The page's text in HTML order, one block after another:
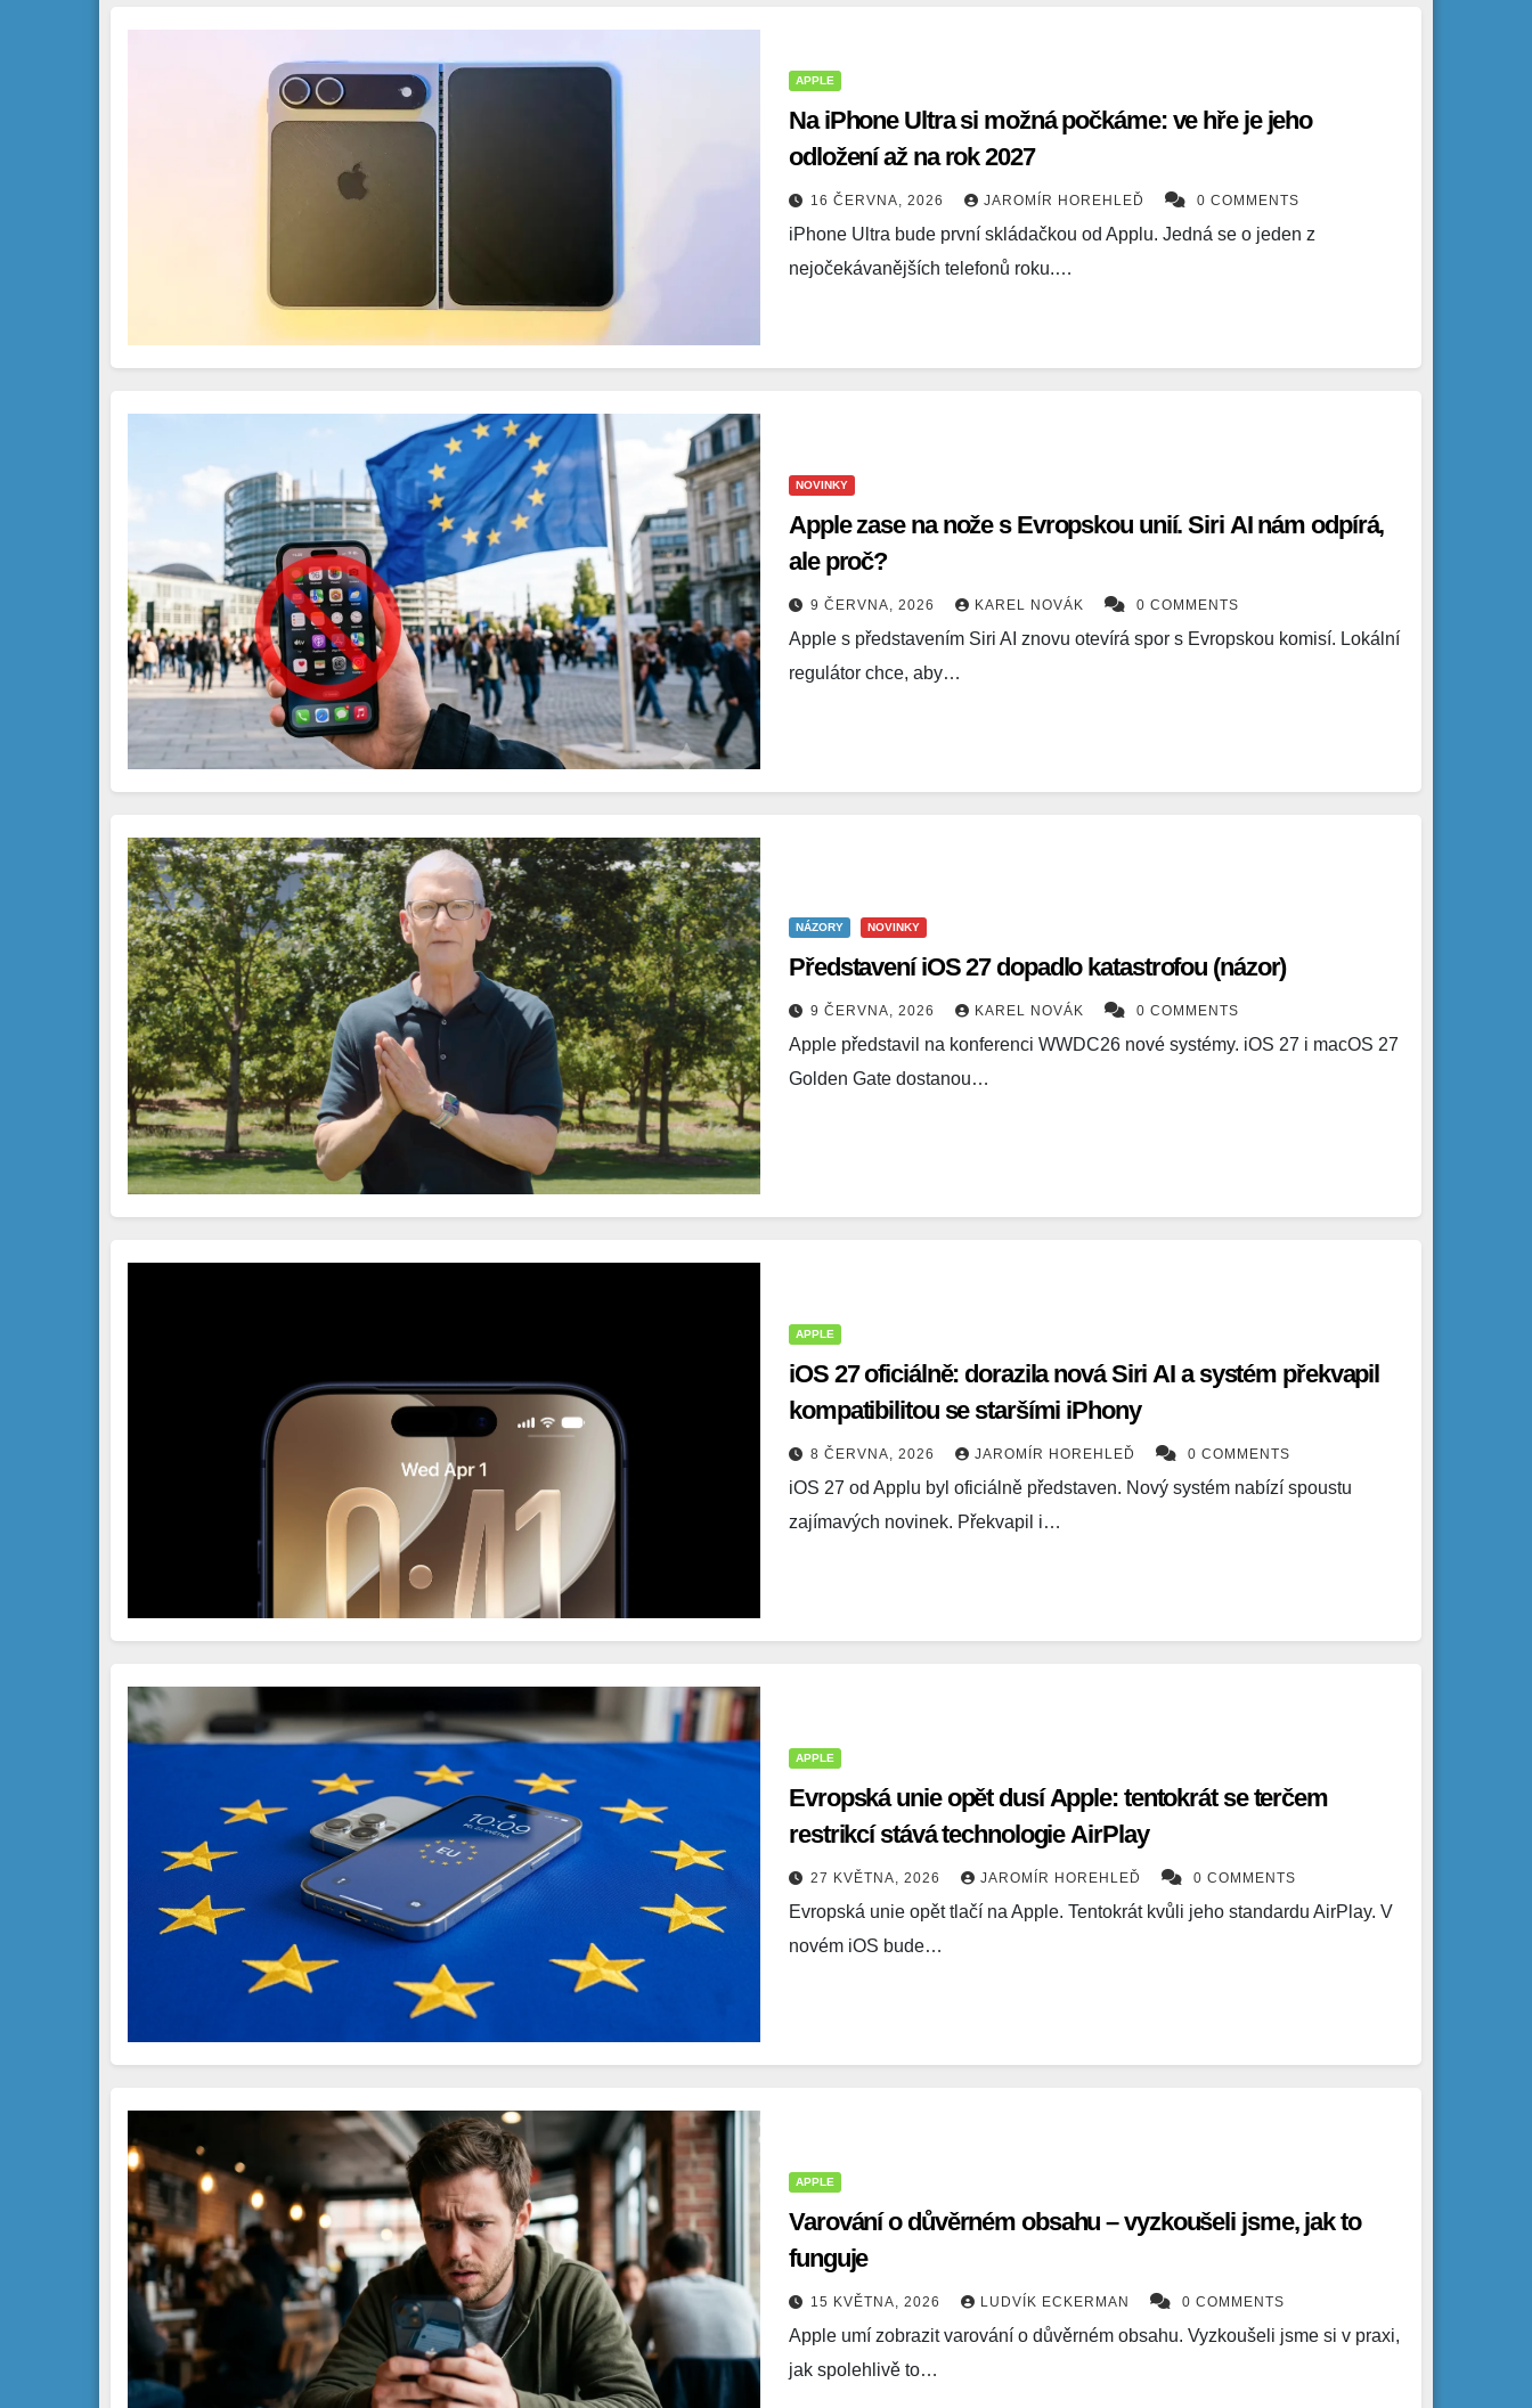
APPLE
Na iPhone Ultra si možná počkáme: ve hře je jeho
odložení až na rok 2027
16 ČERVNA, 2026 JAROMÍR HOREHLEĎ 0 COMMENTS
iPhone Ultra bude první skládačkou od Applu. Jedná se o jeden z
nejočekávanějších telefonů roku.…
NOVINKY
Apple zase na nože s Evropskou unií. Siri AI nám odpírá,
ale proč?
9 ČERVNA, 2026 KAREL NOVÁK 0 COMMENTS
Apple s představením Siri AI znovu otevírá spor s Evropskou komisí. Lokální
regulátor chce, aby…
NÁZORY NOVINKY
Představení iOS 27 dopadlo katastrofou (názor)
9 ČERVNA, 2026 KAREL NOVÁK 0 COMMENTS
Apple představil na konferenci WWDC26 nové systémy. iOS 27 i macOS 27
Golden Gate dostanou…
APPLE
iOS 27 oficiálně: dorazila nová Siri AI a systém překvapil
kompatibilitou se staršími iPhony
8 ČERVNA, 2026 JAROMÍR HOREHLEĎ 0 COMMENTS
iOS 27 od Applu byl oficiálně představen. Nový systém nabízí spoustu
zajímavých novinek. Překvapil i…
APPLE
Evropská unie opět dusí Apple: tentokrát se terčem
restrikcí stává technologie AirPlay
27 KVĚTNA, 2026 JAROMÍR HOREHLEĎ 0 COMMENTS
Evropská unie opět tlačí na Apple. Tentokrát kvůli jeho standardu AirPlay. V
novém iOS bude…
APPLE
Varování o důvěrném obsahu – vyzkoušeli jsme, jak to
funguje
15 KVĚTNA, 2026 LUDVÍK ECKERMAN 0 COMMENTS
Apple umí zobrazit varování o důvěrném obsahu. Vyzkoušeli jsme si v praxi,
jak spolehlivě to…